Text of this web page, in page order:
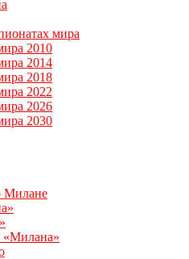
мира
2010
2014
2018
2022
2026
2030
Милане
«Милана»